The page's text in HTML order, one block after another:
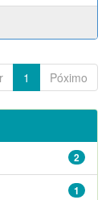
1 Póximo
2
1